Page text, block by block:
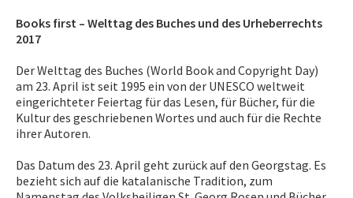
ACTIVITÉS
APPRENTISSAGE
APPLIS
Books first – Welttag des Buches und des Urheberrechts
2017
Der Welttag des Buches (World Book and Copyright Day)
am 23. April ist seit 1995 ein von der UNESCO weltweit
eingerichteter Feiertag für das Lesen, für Bücher, für die
Kultur des geschriebenen Wortes und auch für die Rechte
ihrer Autoren.
Das Datum des 23. April geht zurück auf den Georgstag. Es
bezieht sich auf die katalanische Tradition, zum